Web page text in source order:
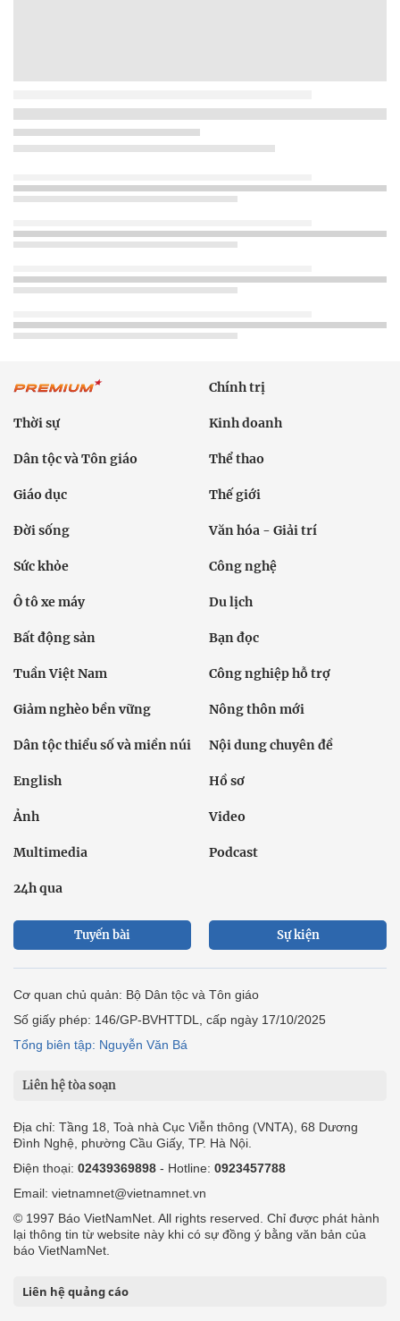
Chính trị
Thời sự Kinh doanh
Dân tộc và Tôn giáo Thể thao
Giáo dục Thế giới
Đời sống Văn hóa - Giải trí
Sức khỏe Công nghệ
Ô tô xe máy Du lịch
Bất động sản Bạn đọc
Tuần Việt Nam Công nghiệp hỗ trợ
Giảm nghèo bền vững Nông thôn mới
Dân tộc thiểu số và miền núi Nội dung chuyên đề
English Hồ sơ
Ảnh Video
Multimedia Podcast
24h qua
Tuyến bài Sự kiện
Cơ quan chủ quản: Bộ Dân tộc và Tôn giáo
Số giấy phép: 146/GP-BVHTTDL, cấp ngày 17/10/2025
Tổng biên tập: Nguyễn Văn Bá
Liên hệ tòa soạn
Địa chỉ: Tầng 18, Toà nhà Cục Viễn thông (VNTA), 68 Dương
Đình Nghệ, phường Cầu Giấy, TP. Hà Nội.
Điện thoại: 02439369898 - Hotline: 0923457788
Email: vietnamnet@vietnamnet.vn
© 1997 Báo VietNamNet. All rights reserved. Chỉ được phát hành
lại thông tin từ website này khi có sự đồng ý bằng văn bản của
báo VietNamNet.
Liên hệ quảng cáo